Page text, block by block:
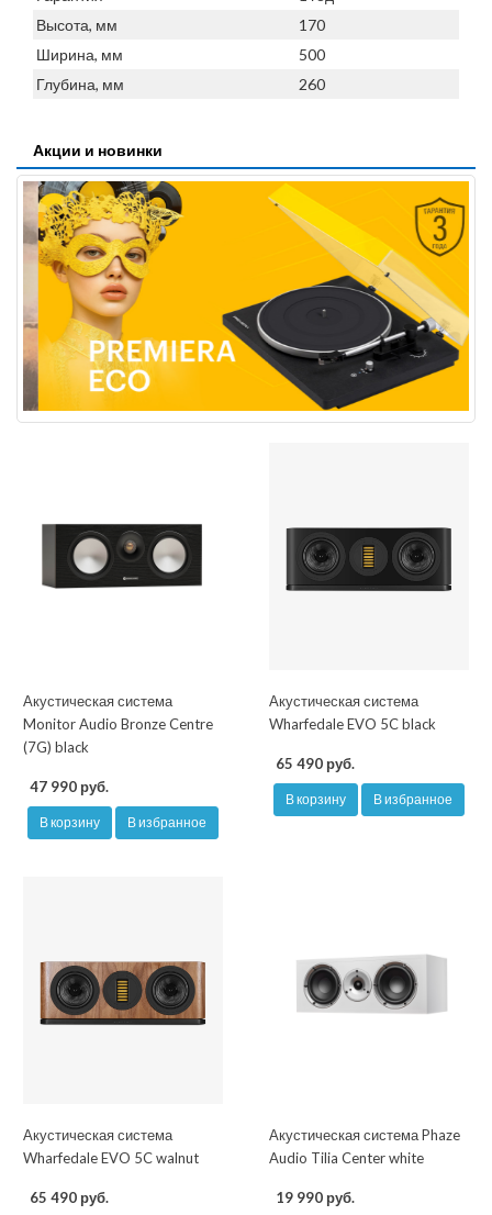
Высота, мм
170
Ширина, мм
500
Глубина, мм
260
Акции и новинки
Акустическая система
Monitor Audio Bronze Centre
(7G) black
47 990 руб.
В корзину В избранное
Акустическая система
Wharfedale EVO 5C black
65 490 руб.
В корзину В избранное
Акустическая система
Wharfedale EVO 5C walnut
65 490 руб.
Акустическая система Phaze
Audio Tilia Center white
19 990 руб.